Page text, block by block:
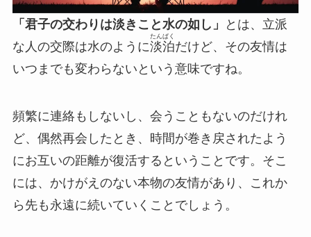
「君子の交わりは淡きこと水の如し」
とは、立派
な人の交際は水のように淡泊
たんぱく
だけど、その友情は
いつまでも変わらないという意味ですね。
頻繁に連絡もしないし、会うこともないのだけれ
ど、偶然再会したとき、時間が巻き戻されたよう
にお互いの距離が復活するということです。そこ
には、かけがえのない本物の友情があり、これか
ら先も永遠に続いていくことでしょう。